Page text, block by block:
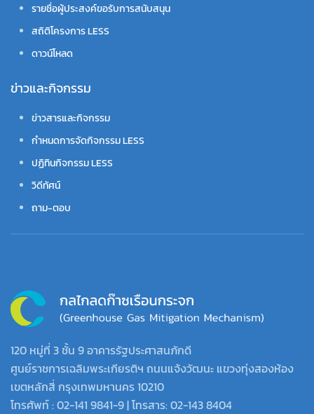
รายชื่อผู้ประสงค์ขอรับการสนับสนุน
สถิติโครงการ LESS
ดาวน์โหลด
ข่าวและกิจกรรม
ข่าวสารและกิจกรรม
กำหนดการจัดกิจกรรม LESS
ปฏิทินกิจกรรม LESS
วิดีทัศน์
ถาม-ตอบ
120 หมู่ที่ 3 ชั้น 9 อาคารรัฐประศาสนภักดี
ศูนย์ราชการเฉลิมพระเกียรติฯ ถนนแจ้งวัฒนะ แขวงทุ่งสองห้อง
เขตหลักสี่ กรุงเทพมหานคร 10210
โทรศัพท์ : 02-141 9841-9 | โทรสาร: 02-143 8404